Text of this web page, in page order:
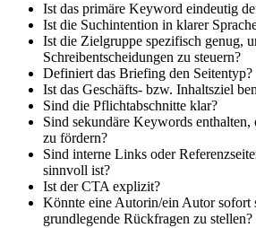
Ist das primäre Keyword eindeutig
Ist die Suchintention in klarer
Ist die Zielgruppe spezifisch genug,
Schreibentscheidungen zu steuern?
Definiert das Briefing den Seitentyp?
Ist das Geschäfts- bzw. Inhaltsziel
Sind die Pflichtabschnitte klar?
Sind sekundäre Keywords
zu fördern?
Sind interne Links oder
sinnvoll ist?
Ist der CTA explizit?
Könnte eine Autorin/ein Autor sofort
grundlegende Rückfragen zu stellen?